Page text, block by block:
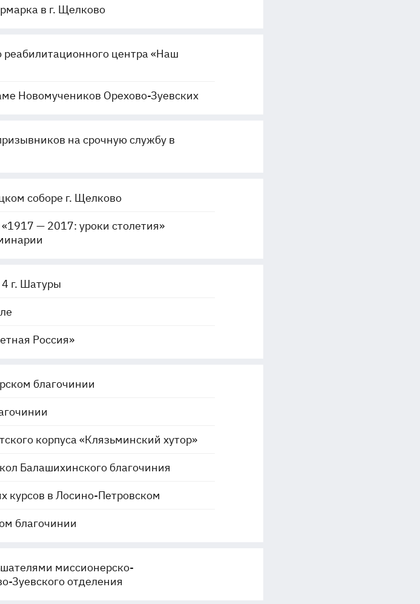
в г. Щелково
центра «Наш
Новомучеников Орехово-Зуевских
на срочную службу в
соборе г. Щелково
— 2017: уроки столетия»
г. Шатуры
Россия»
благочинии
корпуса «Клязьминский хутор»
Балашихинского благочиния
курсов в Лосино-Петровском
благочинии
миссионерско-
Зуевского отделения